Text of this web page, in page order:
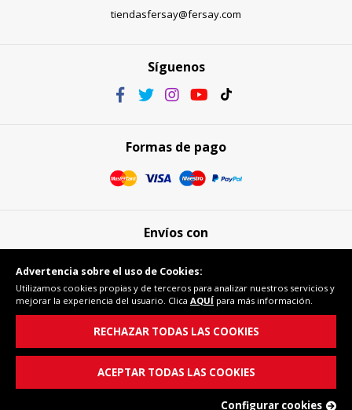
tiendasfersay@fersay.com
Síguenos
Formas de pago
Envíos con
Compra segura
Advertencia sobre el uso de Cookies:
Utilizamos cookies propias y de terceros para analizar nuestros servicios y
mejorar la experiencia del usuario. Clica AQUÍ para más información.
RECHAZAR TODAS LAS COOKIES
ACEPTAR TODAS LAS COOKIES
Configurar cookies